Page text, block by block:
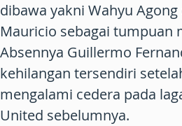
dibawa yakni Wahyu
Mauricio sebagai tumpuan
Absennya Guillermo
kehilangan tersendiri
mengalami cedera pada
United sebelumnya.